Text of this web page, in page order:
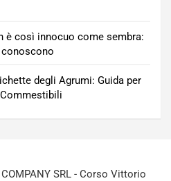
è così innocuo come sembra:
degli Agrumi: Guida per
SRL - Corso Vittorio